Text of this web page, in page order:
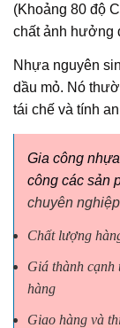
(Khoảng 80 độ
chất ảnh hưởng
Nhựa nguyên
dầu mỏ. Nó
tái chế và tính
Gia công
công các sản
chuyên
Chất lượng
Giá thành cạnh
hàng
Giao hàng và